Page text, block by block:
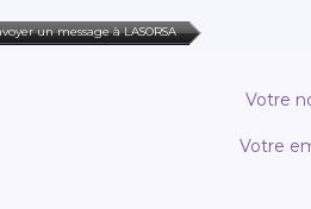
un message à LASORSA
Votre
Votre